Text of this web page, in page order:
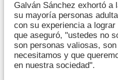
Galván Sánchez exhortó a
su mayoría personas
con su experiencia a
que aseguró, "ustedes no
son personas valiosas,
necesitamos y que
en nuestra sociedad".